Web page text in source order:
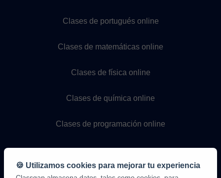
Clases de portugués online
Clases de matemáticas online
Clases de física online
Clases de química online
Clases de programación online
🍪 Utilizamos cookies para mejorar tu experiencia